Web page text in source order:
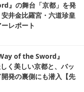
』の舞台「京都」を発
井金比羅宮・六道珍皇
レポート
of the Sword』
く美しい京都と、バッ
発の裏側にも潜入【先